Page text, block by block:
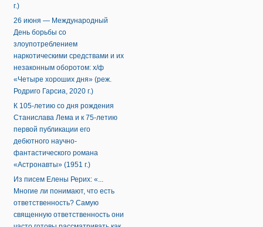
г.)
26 июня — Международный
День борьбы со
злоупотреблением
наркотическими средствами и их
незаконным оборотом: х/ф
«Четыре хороших дня» (реж.
Родриго Гарсиа, 2020 г.)
К 105-летию со дня рождения
Станислава Лема и к 75-летию
первой публикации его
дебютного научно-
фантастического романа
«Астронавты» (1951 г.)
Из писем Елены Рерих: «...
Многие ли понимают, что есть
ответственность? Самую
священную ответственность они